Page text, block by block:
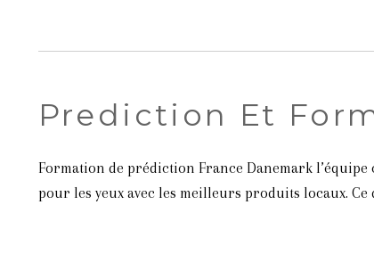
Prediction Et
Formation de prédiction France Danemark
pour les yeux avec les meilleurs produits locaux.